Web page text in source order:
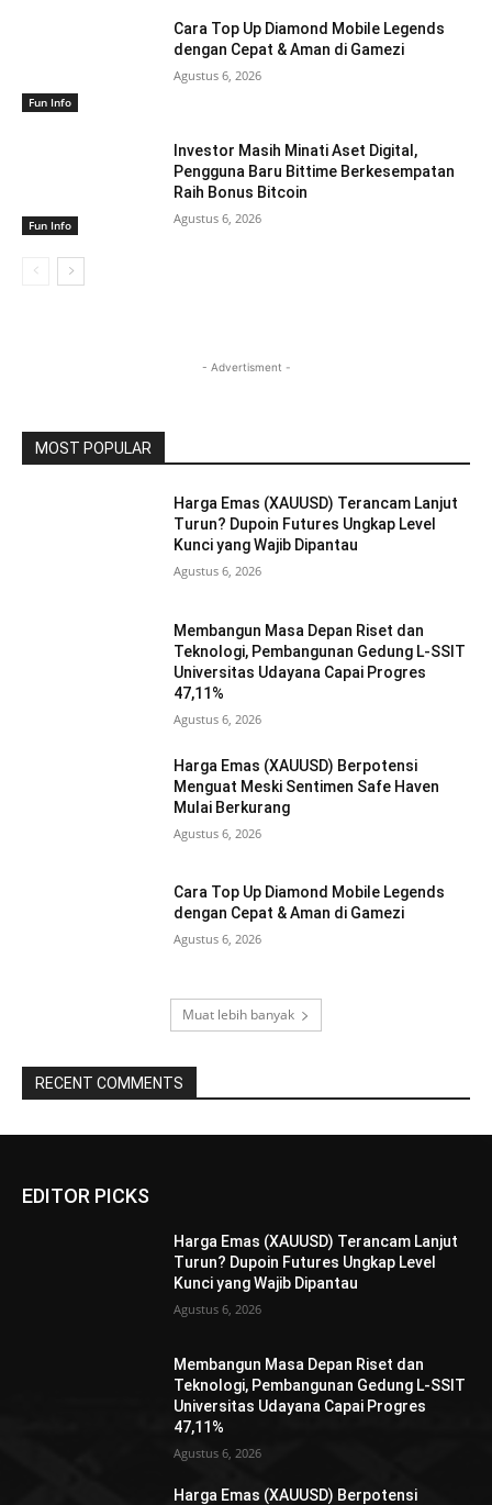
Fun Info
Cara Top Up Diamond Mobile Legends
dengan Cepat & Aman di Gamezi
Agustus 6, 2026
Fun Info
Investor Masih Minati Aset Digital,
Pengguna Baru Bittime Berkesempatan
Raih Bonus Bitcoin
Agustus 6, 2026
- Advertisment -
MOST POPULAR
Harga Emas (XAUUSD) Terancam Lanjut
Turun? Dupoin Futures Ungkap Level
Kunci yang Wajib Dipantau
Agustus 6, 2026
Membangun Masa Depan Riset dan
Teknologi, Pembangunan Gedung L-SSIT
Universitas Udayana Capai Progres
47,11%
Agustus 6, 2026
Harga Emas (XAUUSD) Berpotensi
Menguat Meski Sentimen Safe Haven
Mulai Berkurang
Agustus 6, 2026
Cara Top Up Diamond Mobile Legends
dengan Cepat & Aman di Gamezi
Agustus 6, 2026
Muat lebih banyak
RECENT COMMENTS
EDITOR PICKS
Harga Emas (XAUUSD) Terancam Lanjut
Turun? Dupoin Futures Ungkap Level
Kunci yang Wajib Dipantau
Agustus 6, 2026
Membangun Masa Depan Riset dan
Teknologi, Pembangunan Gedung L-SSIT
Universitas Udayana Capai Progres
47,11%
Agustus 6, 2026
Harga Emas (XAUUSD) Berpotensi